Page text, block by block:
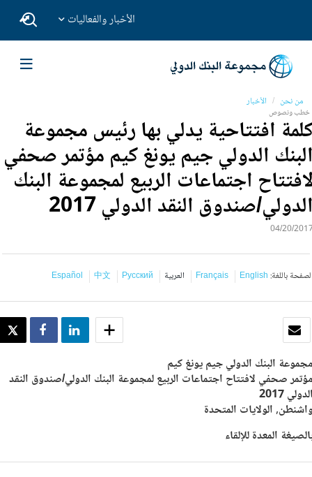
الأخبار والفعاليات
من نحن الأخبار
خطب ونصوص
افتتاحية يدلي بها رئيس مجموعة
الدولي جيم يونغ كيم مؤتمر صحفي
اجتماعات الربيع لمجموعة البنك
صندوق النقد الدولي 2017
04/20/
باللغة:English
Français العربية Русский
中文
Español
SHARE SHARE
البنك الدولي جيم يونغ كيم
صحفي لافتتاح اجتماعات الربيع لمجموعة البنك الدولي/صندوق النقد
2017
الولايات المتحدة
المعدة للإلقاء